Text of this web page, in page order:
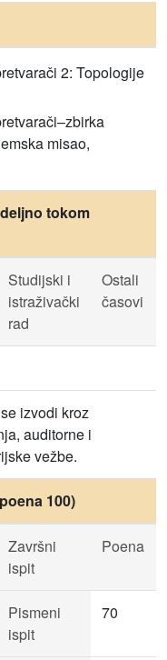
2: Topologije
misao,
tokom
Studijski i
istraživački
rad
Ostali
časovi
izvodi kroz
auditorne i
vežbe.
100)
Završni
ispit
Poena
Pismeni
ispit
70